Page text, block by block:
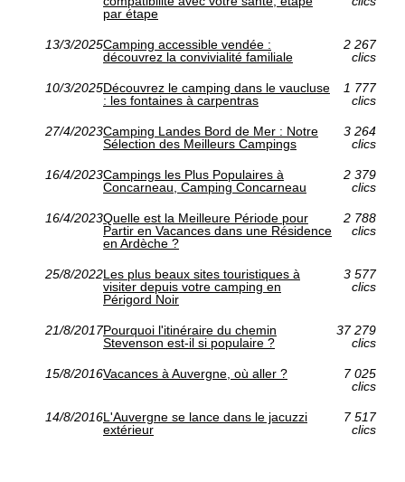
par étape
13/3/2025Camping accessible vendée :
découvrez la convivialité familiale
2 267
clics
10/3/2025Découvrez le camping dans le vaucluse
: les fontaines à carpentras
1 777
clics
27/4/2023Camping Landes Bord de Mer : Notre
Sélection des Meilleurs Campings
3 264
clics
16/4/2023Campings les Plus Populaires à
Concarneau, Camping Concarneau
2 379
clics
16/4/2023Quelle est la Meilleure Période pour
Partir en Vacances dans une Résidence
en Ardèche ?
2 788
clics
25/8/2022Les plus beaux sites touristiques à
visiter depuis votre camping en
Périgord Noir
3 577
clics
21/8/2017Pourquoi l'itinéraire du chemin
Stevenson est-il si populaire ?
37 279
clics
15/8/2016Vacances à Auvergne, où aller ?
7 025
clics
14/8/2016L'Auvergne se lance dans le jacuzzi
extérieur
7 517
clics